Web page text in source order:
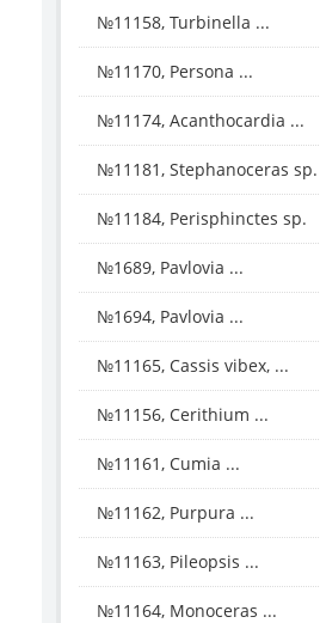
№11158, Turbinella ...
№11170, Persona ...
№11174, Acanthocardia ...
№11181, Stephanoceras sp.
№11184, Perisphinctes sp.
№1689, Pavlovia ...
№1694, Pavlovia ...
№11165, Cassis vibex, ...
№11156, Cerithium ...
№11161, Cumia ...
№11162, Purpura ...
№11163, Pileopsis ...
№11164, Monoceras ...